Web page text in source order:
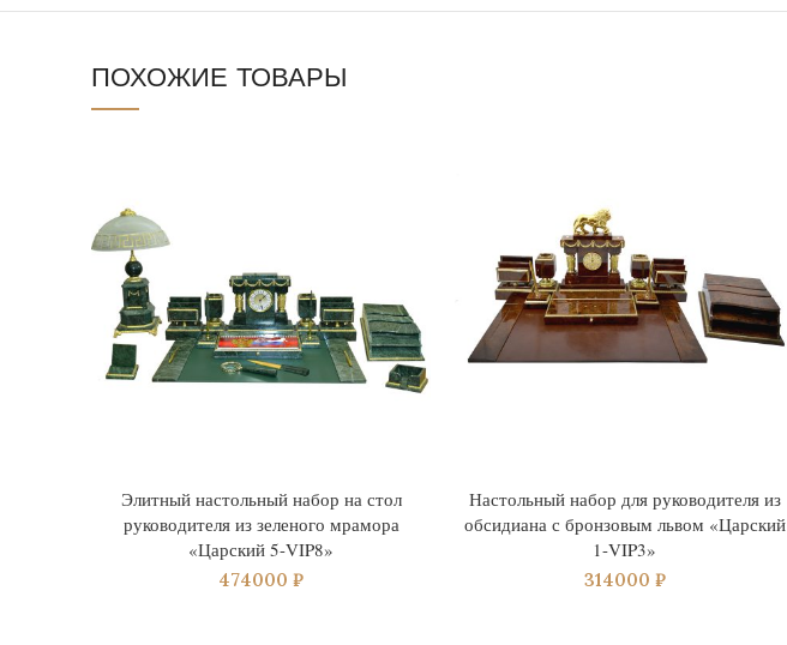
ПОХОЖИЕ ТОВАРЫ
Элитный настольный набор на стол
руководителя из зеленого мрамора
«Царский 5-VIP8»
474000 ₽
Настольный набор для руководителя из
обсидиана с бронзовым львом «Царский
1-VIP3»
314000 ₽